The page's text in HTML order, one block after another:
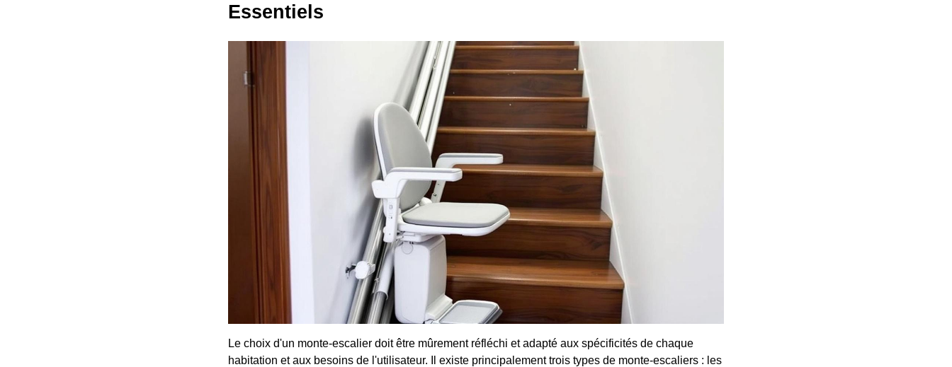
Essentiels
Le choix d'un monte-escalier doit être mûrement réfléchi et adapté aux spécificités de chaque
habitation et aux besoins de l'utilisateur. Il existe principalement trois types de monte-escaliers : les